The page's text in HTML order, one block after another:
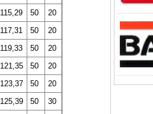
115,29 50
20
117,31 50
20
119,33 50
20
121,35 50
20
123,37 50
20
125,39 50
30